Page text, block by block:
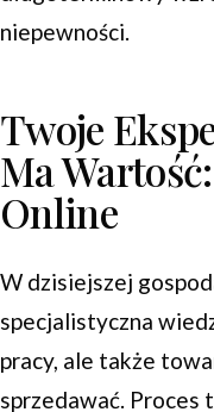
niepewności.
Twoje
Ma
Online
W dzisiejszej
specjalistyczna
pracy, ale także
sprzedawać. Proces